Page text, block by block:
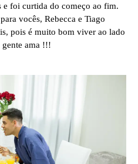
e foi curtida do começo ao fim.
vocês, Rebecca e Tiago
pois é muito bom viver ao lado
gente ama !!!